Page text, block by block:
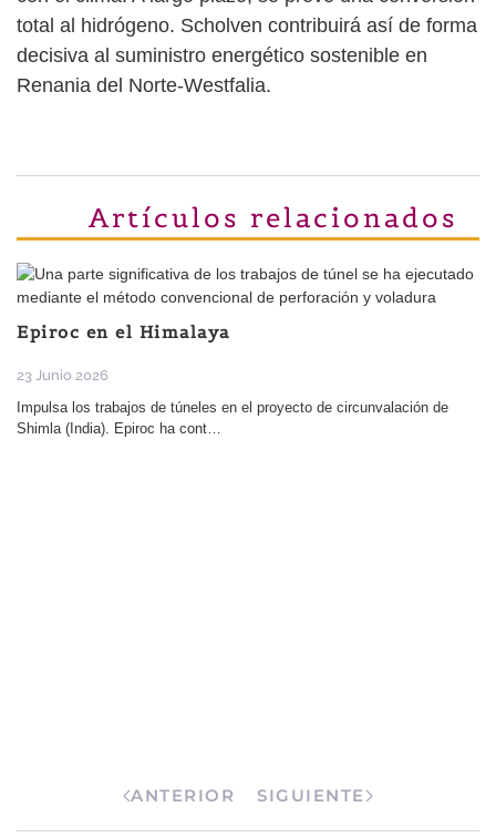
total al hidrógeno. Scholven contribuirá así de forma
decisiva al suministro energético sostenible en
Renania del Norte-Westfalia.
Artículos relacionados
Epiroc en el Himalaya
23 Junio 2026
Impulsa los trabajos de túneles en el proyecto de circunvalación de
Shimla (India). Epiroc ha cont…
ANTERIOR SIGUIENTE